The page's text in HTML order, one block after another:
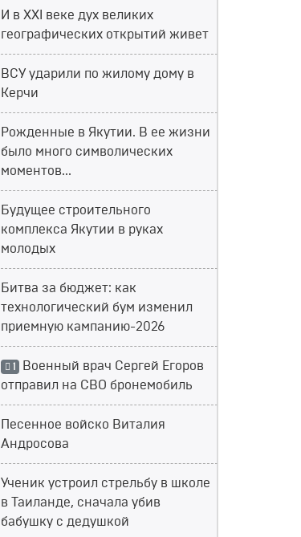
И в XXI веке дух великих
географических открытий живет
ВСУ ударили по жилому дому в
Керчи
Рожденные в Якутии. В ее жизни
было много символических
моментов...
Будущее строительного
комплекса Якутии в руках
молодых
Битва за бюджет: как
технологический бум изменил
приемную кампанию-2026
1 Военный врач Сергей Егоров
отправил на СВО бронемобиль
Песенное войско Виталия
Андросова
Ученик устроил стрельбу в школе
в Таиланде, сначала убив
бабушку с дедушкой